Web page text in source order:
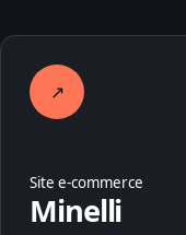
↗
Site e-commerce
Minelli